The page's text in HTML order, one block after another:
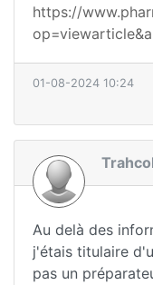
https://
01-08-2024 10:24
Au delà des
j'étais titulaire
pas un